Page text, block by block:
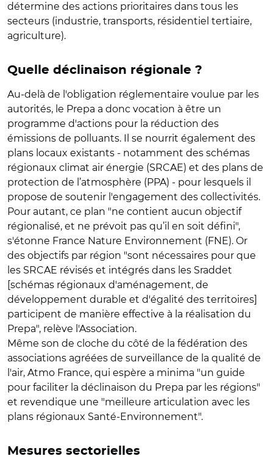
détermine des actions prioritaires dans tous les
secteurs (industrie, transports, résidentiel tertiaire,
agriculture).
Quelle déclinaison régionale ?
Au-delà de l'obligation réglementaire voulue par les
autorités, le Prepa a donc vocation à être un
programme d'actions pour la réduction des
émissions de polluants. Il se nourrit également des
plans locaux existants - notamment des schémas
régionaux climat air énergie (SRCAE) et des plans de
protection de l’atmosphère (PPA) - pour lesquels il
propose de soutenir l'engagement des collectivités.
Pour autant, ce plan "ne contient aucun objectif
régionalisé, et ne prévoit pas qu’il en soit défini",
s'étonne France Nature Environnement (FNE). Or
des objectifs par région "sont nécessaires pour que
les SRCAE révisés et intégrés dans les Sraddet
[schémas régionaux d'aménagement, de
développement durable et d'égalité des territoires]
participent de manière effective à la réalisation du
Prepa", relève l'Association.
Même son de cloche du côté de la fédération des
associations agréées de surveillance de la qualité de
l'air, Atmo France, qui espère a minima "un guide
pour faciliter la déclinaison du Prepa par les régions"
et revendique une "meilleure articulation avec les
plans régionaux Santé-Environnement".
Mesures sectorielles